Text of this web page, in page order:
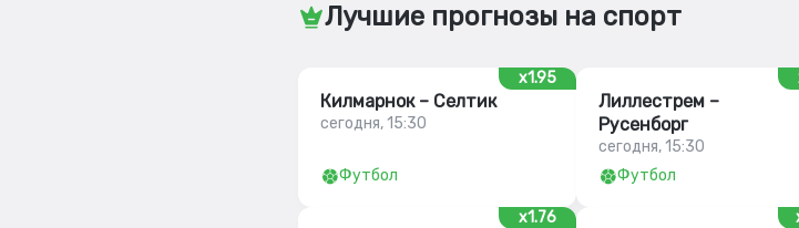
Лучшие прогнозы на спорт
x1.95
Килмарнок – Селтик
сегодня, 15:30
Футбол
Лиллестрем –
Русенборг
сегодня, 15:30
Футбол
x1.76